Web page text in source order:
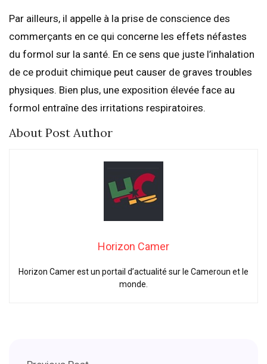
Par ailleurs, il appelle à la prise de conscience des
commerçants en ce qui concerne les effets néfastes
du formol sur la santé. En ce sens que juste l’inhalation
de ce produit chimique peut causer de graves troubles
physiques. Bien plus, une exposition élevée face au
formol entraîne des irritations respiratoires.
About Post Author
Horizon Camer
Horizon Camer est un portail d’actualité sur le Cameroun et le
monde.